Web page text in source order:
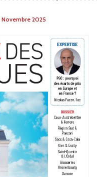
2025